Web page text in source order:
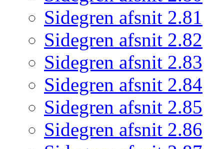
Sidegren afsnit 2.81
Sidegren afsnit 2.82
Sidegren afsnit 2.83
Sidegren afsnit 2.84
Sidegren afsnit 2.85
Sidegren afsnit 2.86